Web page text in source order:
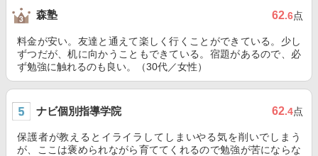
森塾 62.6点
料金が安い。友達と通えて楽しく行くことができている。少し
ずつだが、机に向かうこともできている。宿題があるので、必
ず勉強に触れるのも良い。（30代／女性）
ナビ個別指導学院 62.4点
保護者が教えるとイライラしてしまいやる気を削いでしまう
が、ここは褒められながら育ててくれるので勉強が苦にならな